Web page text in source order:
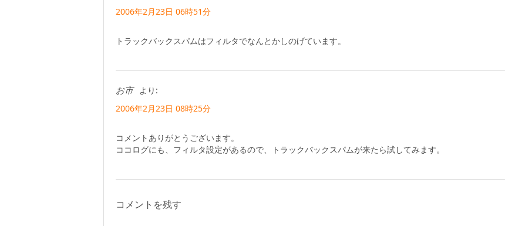
2006年2月23日 06時51分
トラックバックスパムはフィルタでなんとかしのげています。
お市 より:
2006年2月23日 08時25分
コメントありがとうございます。
ココログにも、フィルタ設定があるので、トラックバックスパムが来たら試してみます。
コメントを残す